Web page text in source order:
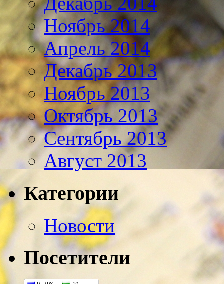
Ноябрь 2014
Апрель 2014
Декабрь 2013
Ноябрь 2013
Октябрь 2013
Сентябрь 2013
Август 2013
Категории
Новости
Посетители